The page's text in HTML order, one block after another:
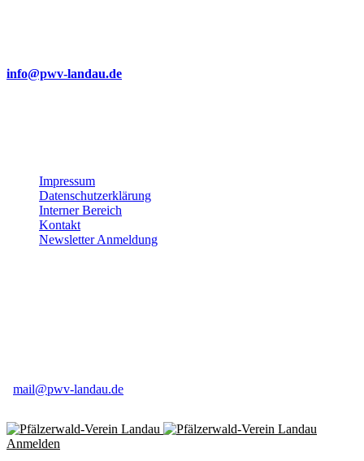
info@pwv-landau.de
Impressum
Datenschutzerklärung
Interner Bereich
Kontakt
Newsletter Anmeldung
mail@pwv-landau.de
Anmelden